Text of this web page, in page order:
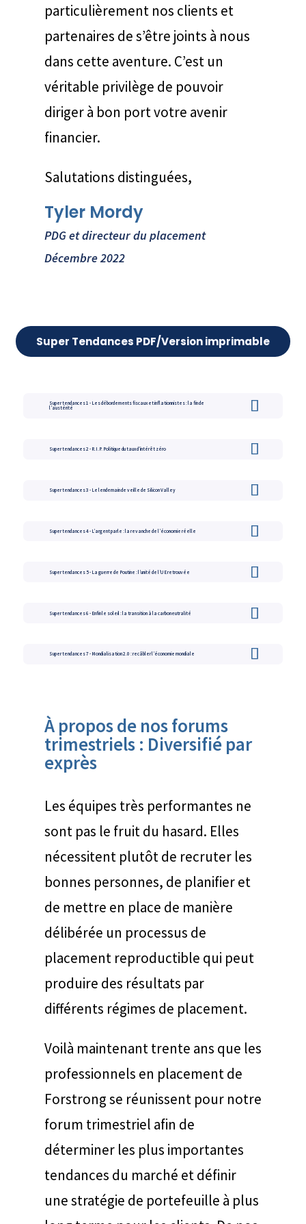
particulièrement nos clients et
partenaires de s’être joints à nous
dans cette aventure. C’est un
véritable privilège de pouvoir
diriger à bon port votre avenir
financier.
Salutations distinguées,
Tyler Mordy
PDG et directeur du placement
Décembre 2022
Super Tendances PDF/Version imprimable
Super tendances 1 - Les débordements fiscaux et inflationnistes : la fin de
l’austérité
Super tendances 2 - R.I.P. Politique du taux d’intérêt zéro
Super tendances 3 - Le lendemain de veille de Silicon Valley
Super tendances 4 - L’argent parle : la revanche de l’économie réelle
Super tendances 5 - La guerre de Poutine : l’unité de l’UE retrouvée
Super tendances 6 - Enfin le soleil : la transition à la carboneutralité
Super tendances 7 - Mondialisation 2.0 : recâbler l’économie mondiale
À propos de nos forums
trimestriels : Diversifié par
exprès
Les équipes très performantes ne
sont pas le fruit du hasard. Elles
nécessitent plutôt de recruter les
bonnes personnes, de planifier et
de mettre en place de manière
délibérée un processus de
placement reproductible qui peut
produire des résultats par
différents régimes de placement.
Voilà maintenant trente ans que les
professionnels en placement de
Forstrong se réunissent pour notre
forum trimestriel afin de
déterminer les plus importantes
tendances du marché et définir
une stratégie de portefeuille à plus